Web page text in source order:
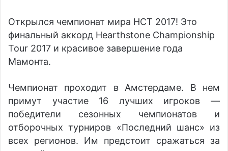
Открылся чемпионат мира HCT 2017! Это
финальный аккорд Hearthstone Championship
Tour 2017 и красивое завершение года
Мамонта.
Чемпионат проходит в Амстердаме. В нем
примут участие 16 лучших игроков —
победители сезонных чемпионатов и
отборочных турниров «Последний шанс» из
всех регионов. Им предстоит сражаться за